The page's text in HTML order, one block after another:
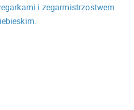
i zegarmistrzostwem